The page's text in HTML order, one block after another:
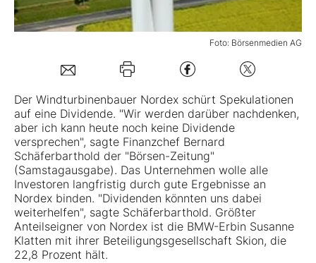
Folgen Sie uns
Foto: Börsenmedien AG
Der Windturbinenbauer Nordex schürt Spekulationen
auf eine Dividende. "Wir werden darüber nachdenken,
aber ich kann heute noch keine Dividende
versprechen", sagte Finanzchef Bernard
Schäferbarthold der "Börsen-Zeitung"
(Samstagausgabe). Das Unternehmen wolle alle
Investoren langfristig durch gute Ergebnisse an
Nordex binden. "Dividenden könnten uns dabei
weiterhelfen", sagte Schäferbarthold. Größter
Anteilseigner von Nordex ist die BMW-Erbin Susanne
Klatten mit ihrer Beteiligungsgesellschaft Skion, die
22,8 Prozent hält.